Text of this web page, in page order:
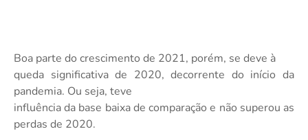
Boa parte do crescimento de 2021, porém, se deve à
queda significativa de 2020, decorrente do início da
pandemia. Ou seja, teve
influência da base baixa de comparação e não superou as
perdas de 2020.